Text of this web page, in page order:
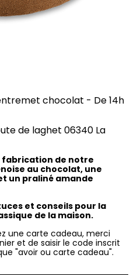
chocolat - De 14h
de laghet 06340 La
fabrication de notre
au chocolat, une
un praliné amande
et conseils pour la
de la maison.
une carte cadeau, merci
et de saisir le code inscrit
"avoir ou carte cadeau".